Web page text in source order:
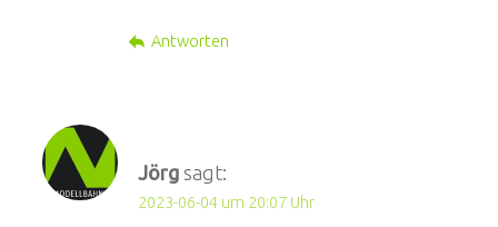
Antworten
Jörg sagt:
2023-06-04 um 20:07 Uhr